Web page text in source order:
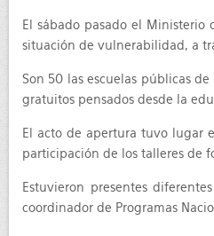
El sábado pasado el
situación de vulnerabilidad, a
Son 50 las escuelas públicas
gratuitos pensados desde la
El acto de apertura tuvo lugar
participación de los talleres de
Estuvieron presentes
coordinador de Programas